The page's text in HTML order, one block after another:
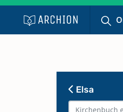
ElsaTaufen
1729;